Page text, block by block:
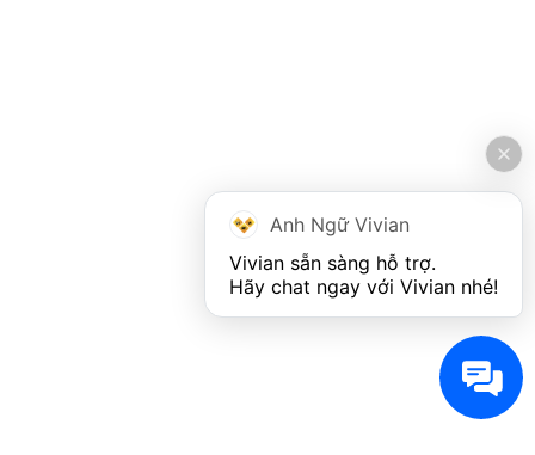
Anh Ngữ Vivian
Vivian sẵn sàng hỗ trợ.
Hãy chat ngay với Vivian nhé!